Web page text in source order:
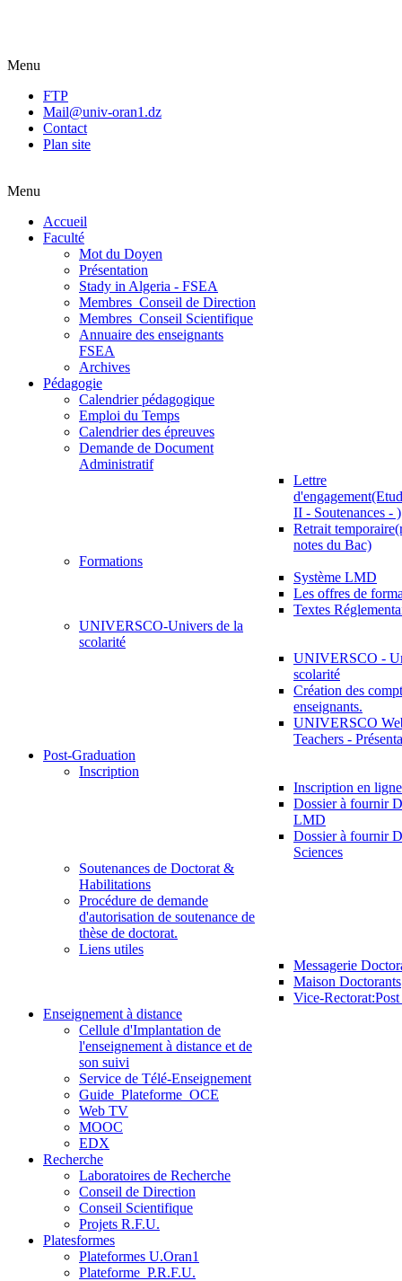
Menu
FTP
Mail@univ-oran1.dz
Contact
Plan site
Menu
Accueil
Faculté
Mot du Doyen
Présentation
Stady in Algeria - FSEA
Membres_Conseil de Direction
Membres_Conseil Scientifique
Annuaire des enseignants
FSEA
Archives
Pédagogie
Calendrier pédagogique
Emploi du Temps
Calendrier des épreuves
Demande de Document
Administratif
Lettre
II - Soutenances - )
Retrait
notes du Bac)
Formations
Système LMD
Les offres de
Textes
UNIVERSCO-Univers de la
scolarité
UNIVERSCO -
scolarité
Création des
enseignants.
UNIVERSCO
Teachers -
Post-Graduation
Inscription
Inscription en ligne
Dossier à fournir
LMD
Dossier à fournir
Sciences
Soutenances de Doctorat &
Habilitations
Procédure de demande
d'autorisation de soutenance de
thèse de doctorat.
Liens utiles
Messagerie
Maison Doctorants
Vice-
Enseignement à distance
Cellule d'Implantation de
l'enseignement à distance et de
son suivi
Service de Télé-Enseignement
Guide_Plateforme_OCE
Web TV
MOOC
EDX
Recherche
Laboratoires de Recherche
Conseil de Direction
Conseil Scientifique
Projets R.F.U.
Platesformes
Plateformes U.Oran1
Plateforme_P.R.F.U.